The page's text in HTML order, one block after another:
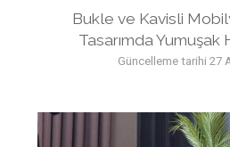
Bukle ve Kavisli
Tasarımda Yumuşak
Güncelleme tarihi 27